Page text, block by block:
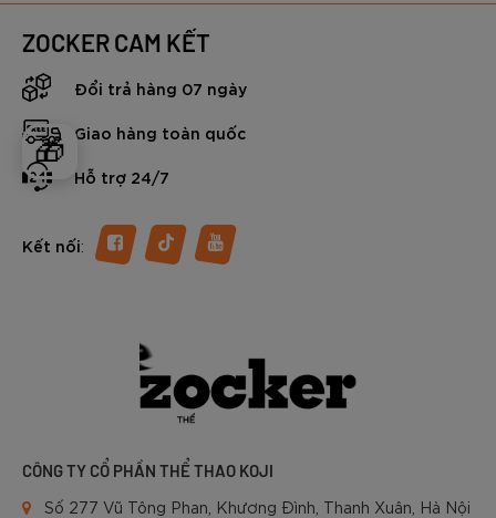
🎁
ZOCKER CAM KẾT
Đổi trả hàng 07 ngày
Giao hàng toàn quốc
Hỗ trợ 24/7
Kết nối:
CÔNG TY CỔ PHẦN THỂ THAO KOJI
Số 277 Vũ Tông Phan, Khương Đình, Thanh Xuân, Hà Nội